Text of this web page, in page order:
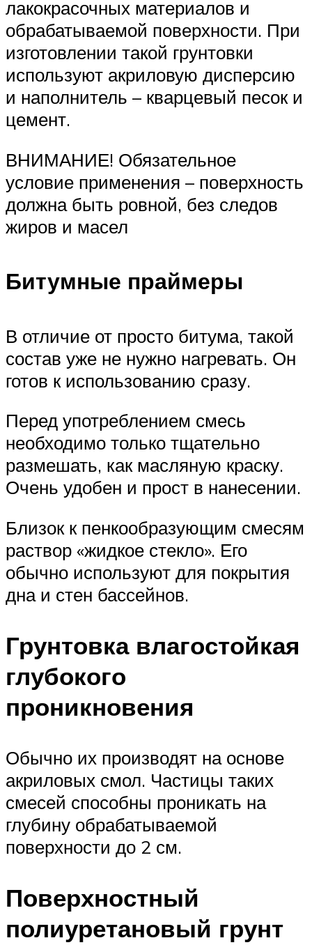
лакокрасочных материалов и
обрабатываемой поверхности. При
изготовлении такой грунтовки
используют акриловую дисперсию
и наполнитель – кварцевый песок и
цемент.
ВНИМАНИЕ! Обязательное
условие применения – поверхность
должна быть ровной, без следов
жиров и масел
Битумные праймеры
В отличие от просто битума, такой
состав уже не нужно нагревать. Он
готов к использованию сразу.
Перед употреблением смесь
необходимо только тщательно
размешать, как масляную краску.
Очень удобен и прост в нанесении.
Близок к пенкообразующим смесям
раствор «жидкое стекло». Его
обычно используют для покрытия
дна и стен бассейнов.
Грунтовка влагостойкая
глубокого
проникновения
Обычно их производят на основе
акриловых смол. Частицы таких
смесей способны проникать на
глубину обрабатываемой
поверхности до 2 см.
Поверхностный
полиуретановый грунт